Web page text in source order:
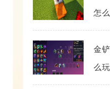
怎
金
么玩